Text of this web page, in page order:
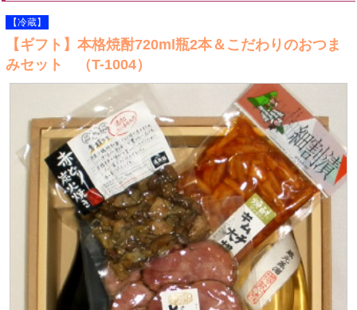
【冷蔵】
【ギフト】本格焼酎720ml瓶2本＆こだわりのおつま
みセット （T-1004）